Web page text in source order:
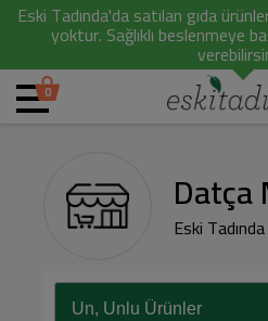
Eski Tadında'da satılan gıda
yoktur. Sağlıklı beslenmeye
0
Eski